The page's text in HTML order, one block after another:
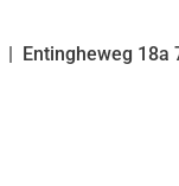
Entingheweg 18a